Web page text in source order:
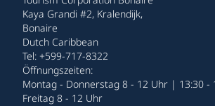
Kaya Grandi #2, Kralendijk,
Bonaire
Dutch Caribbean
Tel: +599-717-8322
Öffnungszeiten:
Montag - Donnerstag 8 - 12 Uhr | 13:30 -
Freitag 8 - 12 Uhr